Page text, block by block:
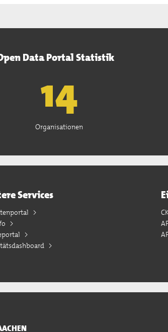
Data Portal Statistik
15
Organisationen
Services